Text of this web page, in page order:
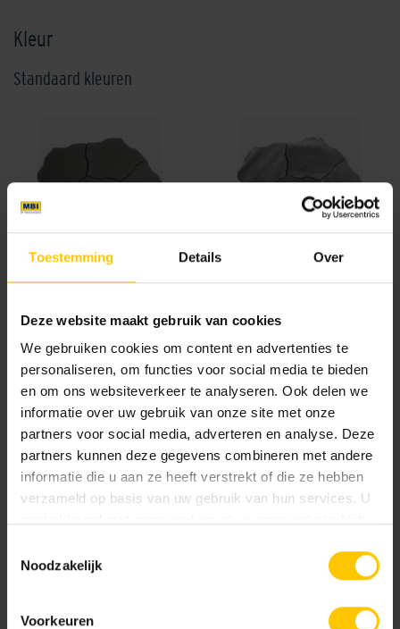
Toestemming Details Over
Deze website maakt gebruik van cookies
We gebruiken cookies om content en advertenties te
personaliseren, om functies voor social media te bieden
en om ons websiteverkeer te analyseren. Ook delen we
informatie over uw gebruik van onze site met onze
partners voor social media, adverteren en analyse. Deze
partners kunnen deze gegevens combineren met andere
informatie die u aan ze heeft verstrekt of die ze hebben
verzameld op basis van uw gebruik van hun services. U
Noodzakelijk
Voorkeuren
Kleur
Standaard kleuren
Cannobio
Lazise Milano